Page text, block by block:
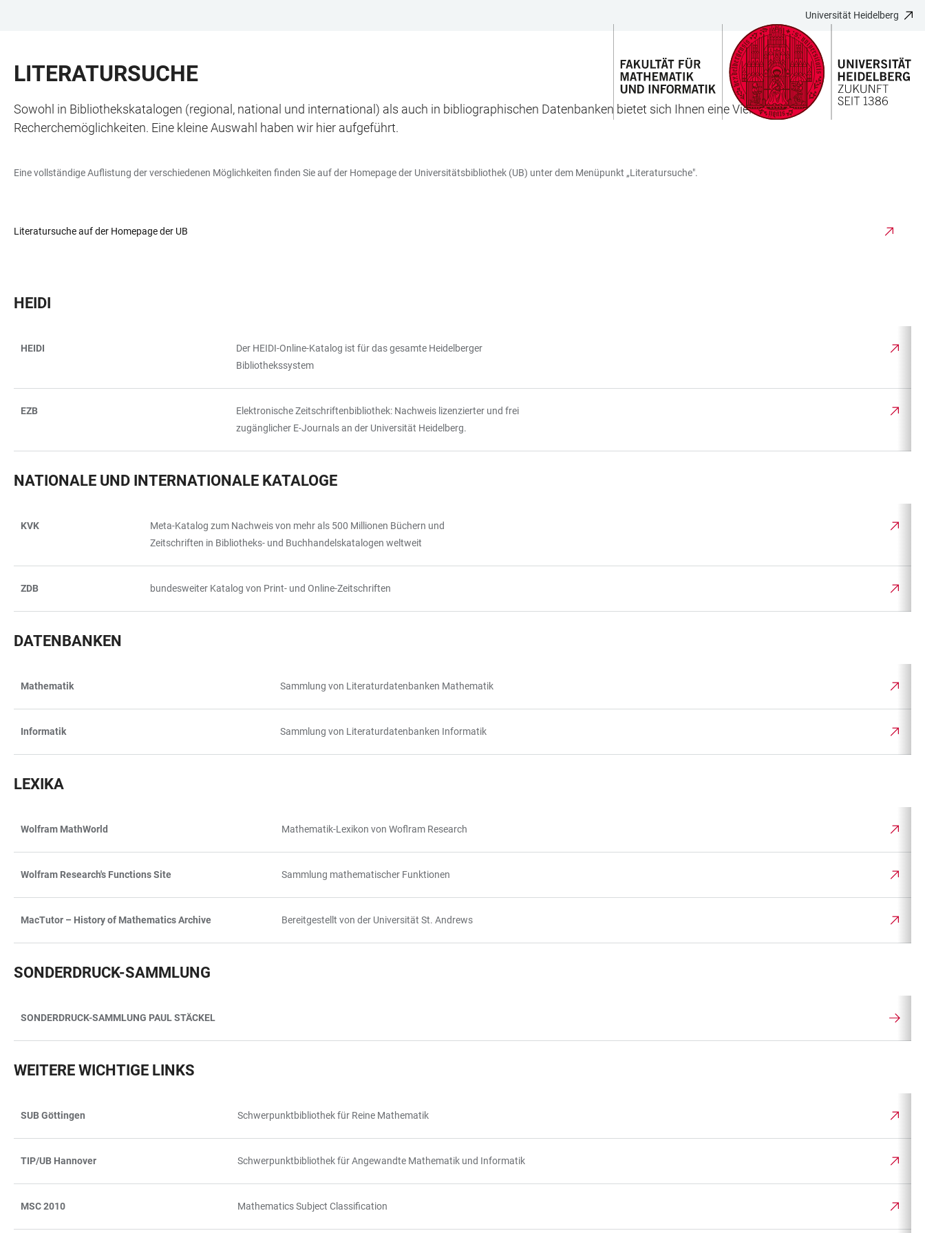
BARRIEREFREIHEIT
Universität Heidelberg
LITERATURSUCHE
Sowohl in Bibliothekskatalogen (regional, national und international) als auch in bibliographischen Datenbanken bietet sich Ihnen eine Vielzahl an
Recherchemöglichkeiten. Eine kleine Auswahl haben wir hier aufgeführt.
Eine vollständige Auflistung der verschiedenen Möglichkeiten finden Sie auf der Homepage der Universitätsbibliothek (UB) unter dem Menüpunkt „Literatursuche".
Literatursuche auf der Homepage der UB
HEIDI
HEIDI
Der HEIDI-Online-Katalog ist für das gesamte Heidelberger
Bibliothekssystem
EZB
Elektronische Zeitschriftenbibliothek: Nachweis lizenzierter und frei
zugänglicher E-Journals an der Universität Heidelberg.
NATIONALE UND INTERNATIONALE KATALOGE
KVK
Meta-Katalog zum Nachweis von mehr als 500 Millionen Büchern und
Zeitschriften in Bibliotheks- und Buchhandelskatalogen weltweit
ZDB bundesweiter Katalog von Print- und Online-Zeitschriften
DATENBANKEN
Mathematik Sammlung von Literaturdatenbanken Mathematik
Informatik Sammlung von Literaturdatenbanken Informatik
LEXIKA
Wolfram MathWorld Mathematik-Lexikon von Woflram Research
Wolfram Research's Functions Site Sammlung mathematischer Funktionen
MacTutor – History of Mathematics Archive Bereitgestellt von der Universität St. Andrews
SONDERDRUCK-SAMMLUNG
SONDERDRUCK-SAMMLUNG PAUL STÄCKEL
WEITERE WICHTIGE LINKS
SUB Göttingen Schwerpunktbibliothek für Reine Mathematik
TIP/UB Hannover Schwerpunktbibliothek für Angewandte Mathematik und Informatik
MSC 2010 Mathematics Subject Classification